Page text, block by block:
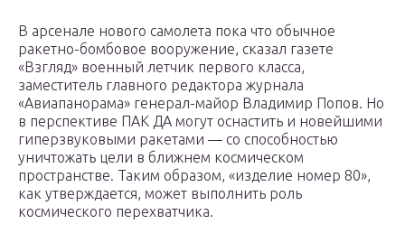
В арсенале нового самолета пока что обычное
ракетно-бомбовое вооружение, сказал газете
«Взгляд» военный летчик первого класса,
заместитель главного редактора журнала
«Авиапанорама» генерал-майор Владимир Попов. Но
в перспективе ПАК ДА могут оснастить и новейшими
гиперзвуковыми ракетами — со способностью
уничтожать цели в ближнем космическом
пространстве. Таким образом, «изделие номер 80»,
как утверждается, может выполнить роль
космического перехватчика.